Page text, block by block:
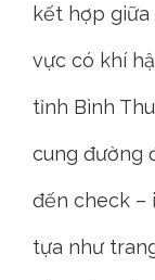
kết hợp giữa
vực có khí
tỉnh Bình
cung đường
đến check –
tựa như